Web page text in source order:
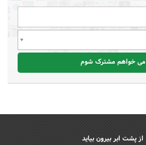
می خواهم مشترک شوم
از پشت ابر بیرون بیاید